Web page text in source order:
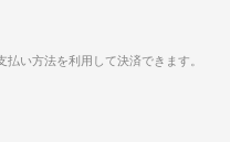
い方法を利用して決済できます。